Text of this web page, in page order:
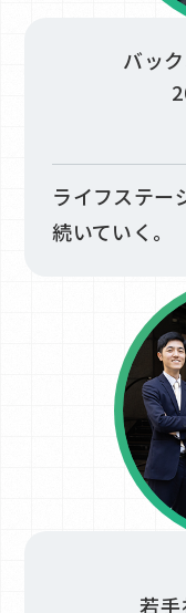
バッ
ライフステー
続いていく。
若手